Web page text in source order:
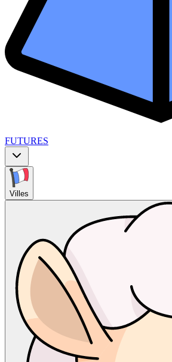
FUTURES
Villes